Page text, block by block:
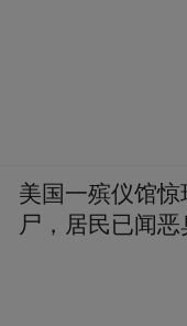
美国一殡仪馆惊
尸，居民已闻恶